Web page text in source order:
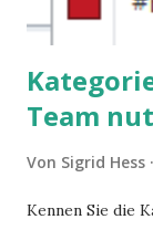
Team
Von Sigrid Hess
Kennen Sie die